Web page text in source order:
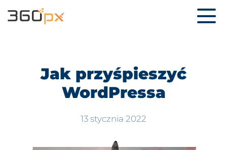
Jak przyśpieszyć
WordPressa
13 stycznia 2022